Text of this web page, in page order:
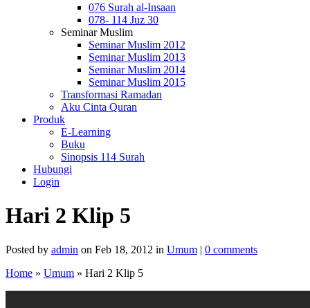
076 Surah al-Insaan
078- 114 Juz 30
Seminar Muslim
Seminar Muslim 2012
Seminar Muslim 2013
Seminar Muslim 2014
Seminar Muslim 2015
Transformasi Ramadan
Aku Cinta Quran
Produk
E-Learning
Buku
Sinopsis 114 Surah
Hubungi
Login
Hari 2 Klip 5
Posted by admin on Feb 18, 2012 in Umum | 0 comments
Home » Umum » Hari 2 Klip 5